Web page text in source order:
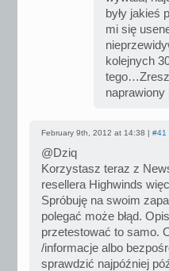
były jakieś
mi się
kolejnych
February 9th, 2012 at 14:38 | #41
@Dziq
Korzystasz teraz z
resellera Highwinds
Spróbuję na swoim
polegać może błąd.
przetestować to samo.
/informacje albo
sprawdzić najpóźniej